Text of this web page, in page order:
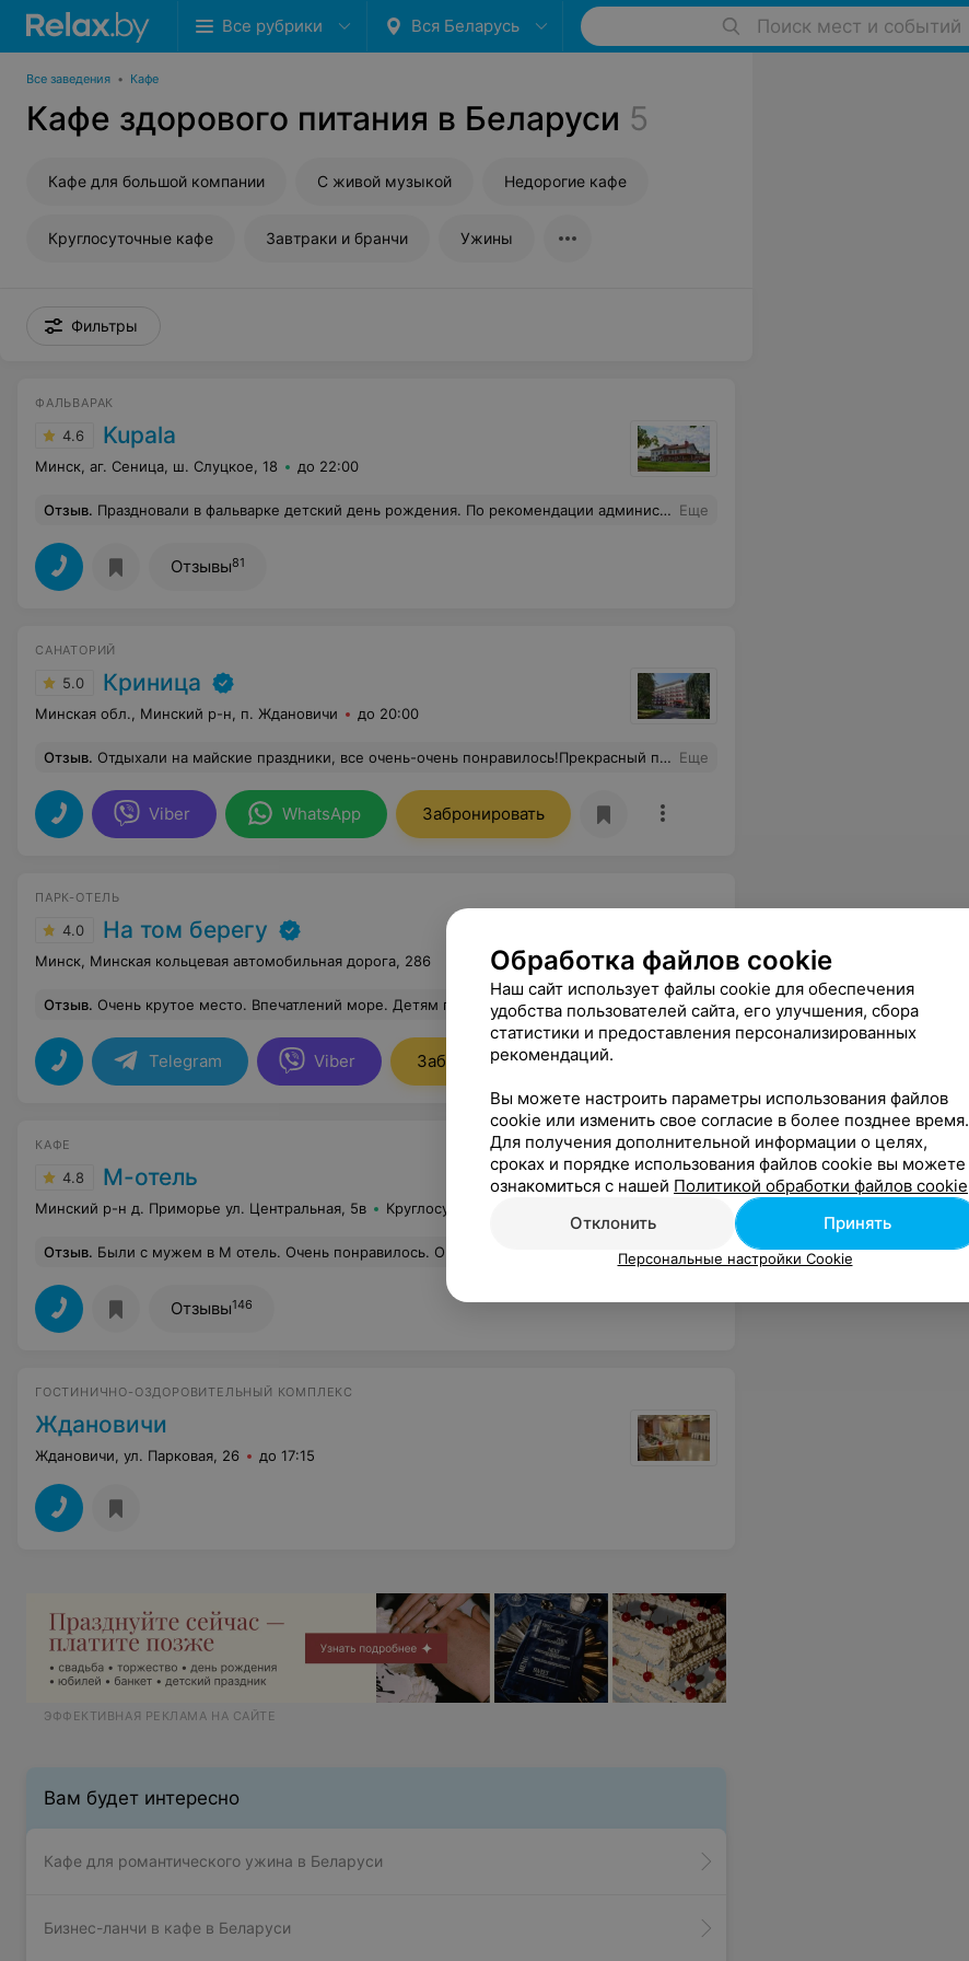
Все рубрики Вся Беларусь Поиск мест и событий
Все заведения • Кафе
Кафе здорового питания в Беларуси 5
Кафе для большой компании С живой музыкой Недорогие кафе
Круглосуточные кафе Завтраки и бранчи Ужины
Фильтры
ФАЛЬВАРАК
4.6 Kupala
Минск, аг. Сеница, ш. Слуцкое, 18 до 22:00
Отзыв. Праздновали в фальварке детский день рождения. По рекомендации администратора заказали торт «пломбир в шоколаде» боооооже какой вкусный этот торт! Как будто ангел спустился с небес и поцеловал ручки кондитеру! Теперь всегда ко всем праздникам его заказываем!! Еще
Отзывы81
САНАТОРИЙ
5.0 Криница
Минская обл., Минский р-н, п. Ждановичи до 20:00
Отзыв. Отдыхали на майские праздники, все очень-очень понравилось!Прекрасный приветливый администратор Елена нас встречала) Чистые номера, питание просто обалденное, животы чуть не лопались), красивая природа, чистый пляж, близкое расположение к городу. Отдых и релакс удался! Спасибо!Все было супер! Еще
Viber WhatsApp Забронировать
ПАРК-ОТЕЛЬ
4.0 На том берегу
Минск, Минская кольцевая автомобильная дорога, 286
Отзыв. Очень крутое место. Впечатлений море. Детям понравилось и это важно, ну а посещение в аквапарка при этом было суперским бонусом! Еще
Telegram Viber Забронировать
КАФЕ
4.8 М-отель
Минский р-н д. Приморье ул. Центральная, 5в Круглосуточно
Отзыв. Были с мужем в М отель. Очень понравилось. Очень уютный, домашний. Еда вообще впечатляет. Очень вкусно и не дорого. Порции большие. Администраторы очень приятные, приветливые. Все очень понравилось. Единственный минус - маленькая территория. Негде погулять.
Отзывы146
ГОСТИНИЧНО-ОЗДОРОВИТЕЛЬНЫЙ КОМПЛЕКС
Ждановичи
Ждановичи, ул. Парковая, 26 до 17:15
ЭФФЕКТИВНАЯ РЕКЛАМА НА САЙТЕ
Вам будет интересно
Кафе для романтического ужина в Беларуси
Бизнес-ланчи в кафе в Беларуси
Обработка файлов cookie
Наш сайт использует файлы cookie для обеспечения
удобства пользователей сайта, его улучшения, сбора
статистики и предоставления персонализированных
рекомендаций.
Вы можете настроить параметры использования файлов
cookie или изменить свое согласие в более позднее время.
Для получения дополнительной информации о целях,
сроках и порядке использования файлов cookie вы можете
ознакомиться с нашей Политикой обработки файлов cookie
Отклонить
Принять
Персональные настройки Cookie